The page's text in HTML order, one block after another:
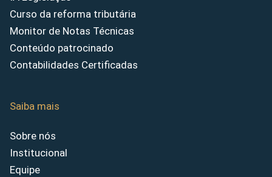
Curso da reforma tributária
Monitor de Notas Técnicas
Conteúdo patrocinado
Contabilidades Certificadas
Saiba mais
Sobre nós
Institucional
Equipe